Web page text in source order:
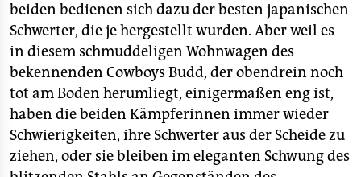
beiden bedienen sich dazu der besten japanischen
Schwerter, die je hergestellt wurden. Aber weil es
in diesem schmuddeligen Wohnwagen des
bekennenden Cowboys Budd, der obendrein noch
tot am Boden herumliegt, einigermaßen eng ist,
haben die beiden Kämpferinnen immer wieder
Schwierigkeiten, ihre Schwerter aus der Scheide zu
ziehen, oder sie bleiben im eleganten Schwung des